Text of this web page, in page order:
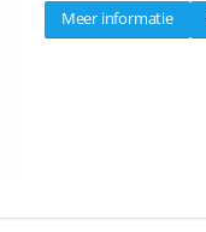
Meer informatie